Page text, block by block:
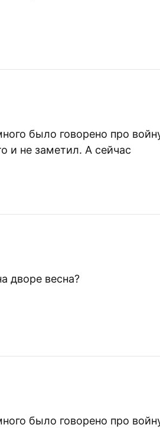
было говорено про
и не заметил. А сейчас
дворе весна?
было говорено про